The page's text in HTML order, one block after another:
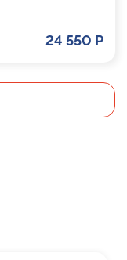
24 550 Р